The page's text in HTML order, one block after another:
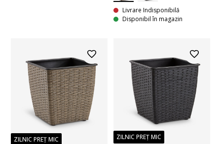
Livrare Indisponibilă
Disponibil în magazin
ZILNIC PREȚ MIC ZILNIC PREȚ MIC